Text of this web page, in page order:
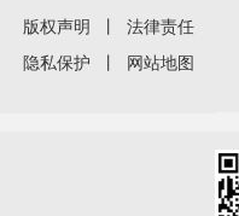
版权声明
法律责任
隐私保护
网站地图